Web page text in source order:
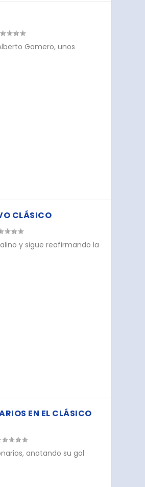
Gamero, unos
CLÁSICO
y sigue reafirmando la
EN EL CLÁSICO
anotando su gol